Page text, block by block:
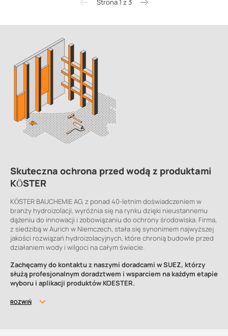
Skuteczna ochrona przed wodą z produktami
KÖSTER
KÖSTER BAUCHEMIE AG, z ponad 40-letnim doświadczeniem w
branży hydroizolacji, wyróżnia się na rynku dzięki nieustannemu
dążeniu do innowacji i zobowiązaniu do ochrony środowiska. Firma,
z siedzibą w Aurich w Niemczech, stała się synonimem najwyższej
jakości rozwiązań hydroizolacyjnych, które chronią budowle przed
działaniem wody i wilgoci na całym świecie.
Zachęcamy do kontaktu z naszymi doradcami w SUEZ, którzy
służą profesjonalnym doradztwem i wsparciem na każdym etapie
wyboru i aplikacji produktów KOESTER.
Jakość i innowacyjność produktów
ROZWIŃ